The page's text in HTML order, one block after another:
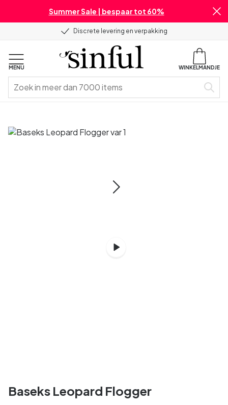
Summer Sale | bespaar tot 60%
Discrete levering en verpakking
MENU WINKELMANDJE
Baseks Leopard Flogger